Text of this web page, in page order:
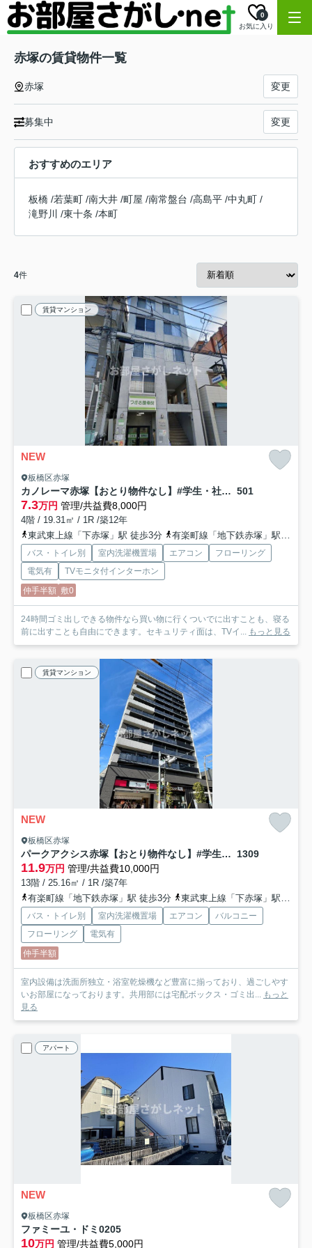
お気に入り
0
赤塚の賃貸物件一覧
赤塚 変更
募集中 変更
おすすめのエリア
板橋 /若葉町 /南大井 /町屋 /南常盤台 /高島平 /中丸町 /
滝野川
/東十条 /本町
4件
賃貸マンション
NEW
板橋区赤塚
カノレーマ赤塚【おとり物件なし】#学生・社会人にオススメ！初期費用分割払いOK！ 501
7.3万円 管理/共益費8,000円
4階 / 19.31㎡ / 1R /築12年
東武東上線「下赤塚」駅 徒歩3分
有楽町線「地下鉄赤塚」駅 徒歩4分
バス・トイレ別 室内洗濯機置場 エアコン
フローリング
電気有
TVモニタ付インターホン
仲手半額 敷0
24時間ゴミ出しできる物件なら買い物に行くついでに出すことも、寝る
前に出すことも自由にできます。セキュリティ面は、TVイ... もっと見る
賃貸マンション
NEW
板橋区赤塚
パークアクシス赤塚【おとり物件なし】#学生・社会人にオススメ！初期費用分割払いOK！ 1309
11.9万円 管理/共益費10,000円
13階 / 25.16㎡ / 1R /築7年
有楽町線「地下鉄赤塚」駅 徒歩3分
東武東上線「下赤塚」駅 徒歩1分
バス・トイレ別 室内洗濯機置場 エアコン
バルコニー
フローリング
電気有
仲手半額
室内設備は洗面所独立・浴室乾燥機など豊富に揃っており、過ごしやす
いお部屋になっております。共用部には宅配ボックス・ゴミ出... もっと
見る
アパート
NEW
板橋区赤塚
ファミーユ・ドミ 0205
10万円 管理/共益費5,000円